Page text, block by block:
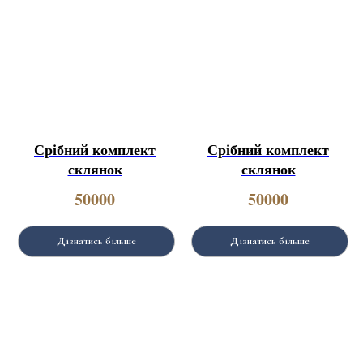
Срібний комплект
склянок
50000
Дізнатись більше
Срібний комплект
склянок
50000
Дізнатись більше